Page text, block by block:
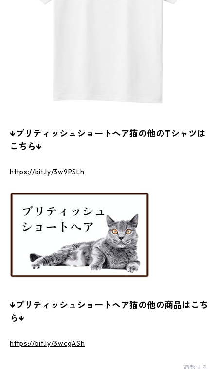
↓ブリティッシュショートヘア猫の他のTシャツは
こちら↓
https://bit.ly/3w9PSLh
↓ブリティッシュショートヘア猫の他の商品はこち
ら↓
https://bit.ly/3wcgASh
通報する